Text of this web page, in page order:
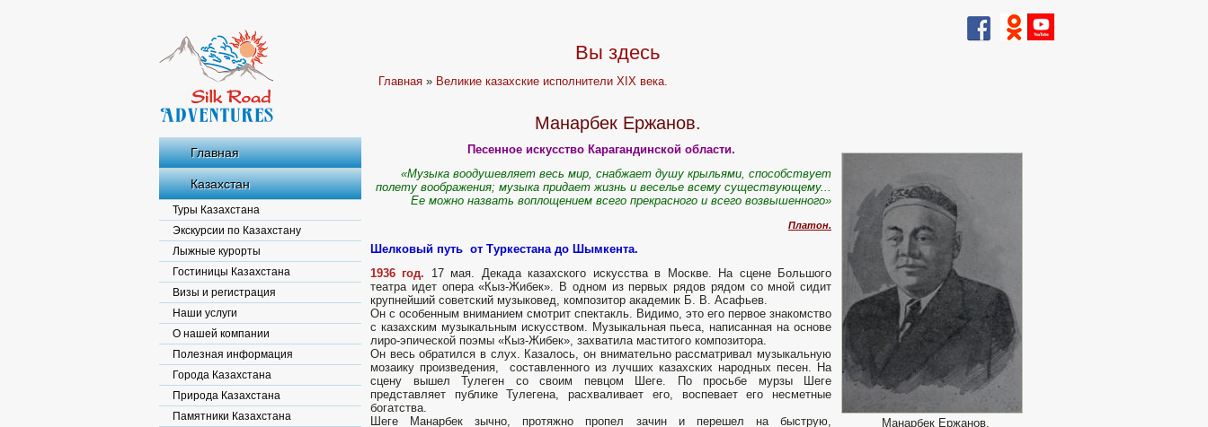
Главная
Казахстан
Туры Казахстана
Экскурсии по Казахстану
Лыжные курорты
Гостиницы Казахстана
Визы и регистрация
Наши услуги
О нашей компании
Полезная информация
Города Казахстана
Природа Казахстана
Памятники Казахстана
Вы здесь
Главная » Великие казахские исполнители XIX века.
Манарбек Ержанов.
Манарбек Ержанов.
Песенное искусство Карагандинской области.
«Музыка воодушевляет весь мир, снабжает душу крыльями, способствует
полету воображения; музыка придает жизнь и веселье всему существующему...
Ее можно назвать воплощением всего прекрасного и всего возвышенного»
Платон.
Шелковый путь от Туркестана до Шымкента.
1936 год. 17 мая. Декада казахского искусства в Москве. На сцене Большого
театра идет опера «Кыз-Жибек». В одном из первых рядов рядом со мной сидит
крупнейший советский музыковед, композитор академик Б. В. Асафьев.
Он с особенным вниманием смотрит спектакль. Видимо, это его первое знакомство
с казахским музыкальным искусством. Музыкальная пьеса, написанная на основе
лиро-эпической поэмы «Кыз-Жибек», захватила маститого композитора.
Он весь обратился в слух. Казалось, он внимательно рассматривал музыкальную
мозаику произведения, составленного из лучших казахских народных песен. На
сцену вышел Тулеген со своим певцом Шеге. По просьбе мурзы Шеге
представляет публике Тулегена, расхваливает его, воспевает его несметные
богатства.
Шеге Манарбек зычно, протяжно пропел зачин и перешел на быструю,